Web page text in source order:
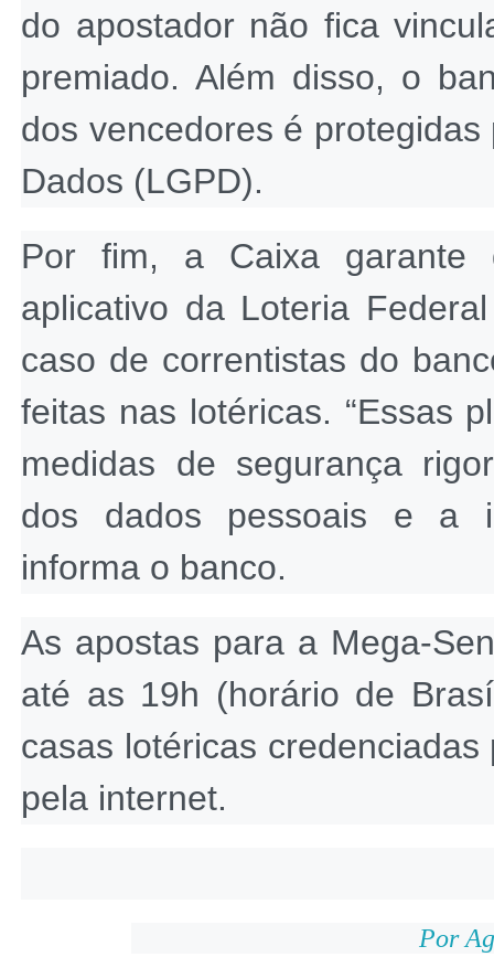
do apostador não fica
premiado. Além disso, o
dos vencedores é
Dados (LGPD).
Por fim, a Caixa garante
aplicativo da Loteria
caso de correntistas do
feitas nas lotéricas. “Essas
medidas de segurança
dos dados pessoais e a
informa o banco.
As apostas para a Mega-
até as 19h (horário de
casas lotéricas
pela internet.
Por